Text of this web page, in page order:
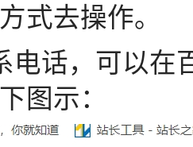
式去操作。
电话，可以在
图示：